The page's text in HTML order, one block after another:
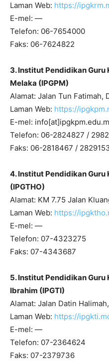
Laman Web: https://
E-mel: —
Telefon: 06-7654000
Faks: 06-7624822
3. Institut Pendidikan Guru
Melaka (IPGPM)
Alamat: Jalan Tun Fatimah,
Laman Web: https://
E-mel:
Telefon: 06-2824827 / 2982
Faks: 06-2818467 /
4. Institut Pendidikan Guru
(IPGTHO)
Alamat: KM 7.75 Jalan
Laman Web: https://
E-mel: —
Telefon: 07-4323275
Faks: 07-4343687
5. Institut Pendidikan Guru
Ibrahim (IPGTI)
Alamat: Jalan Datin
Laman Web: https://
E-mel: —
Telefon: 07-2364624
Faks: 07-2379736